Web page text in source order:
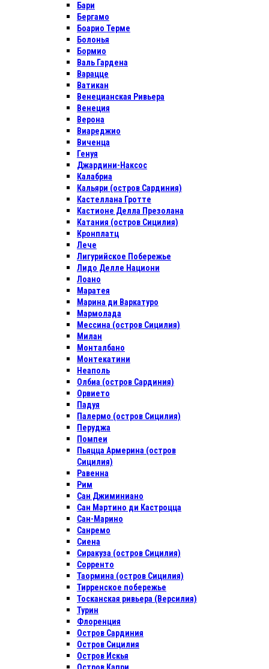
Бари
Бергамо
Боарио Терме
Болонья
Бормио
Валь Гардена
Варацце
Ватикан
Венецианская Ривьера
Венеция
Верона
Виареджио
Виченца
Генуя
Джардини-Наксос
Калабриа
Кальяри (остров Сардиния)
Кастеллана Гротте
Кастионе Делла Презолана
Катания (остров Сицилия)
Кронплатц
Лече
Лигурийское Побережье
Лидо Делле Национи
Лоано
Маратея
Марина ди Варкатуро
Мармолада
Мессина (остров Сицилия)
Милан
Монталбано
Монтекатини
Неаполь
Олбиа (остров Сардиния)
Орвието
Падуя
Палермо (остров Сицилия)
Перуджа
Помпеи
Пьяцца Армерина (остров
Сицилия)
Равенна
Рим
Сан Джиминиано
Сан Мартино ди Кастроцца
Сан-Марино
Санремо
Сиена
Сиракуза (остров Сицилия)
Сорренто
Таормина (остров Сицилия)
Тирренское побережье
Тосканская ривьера (Версилия)
Турин
Флоренция
Остров Сардиния
Остров Сицилия
Остров Искья